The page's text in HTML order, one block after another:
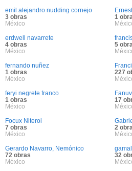
emil alejandro nudding cornejo
3 obras
México
1
erdwell navarrete
4 obras
México
5
fernando nuñez
1 obras
México
227
feryi negrete franco
1 obras
México
17
Focux Niteroi
7 obras
México
2
Gerardo Navarro, Nemónico
72 obras
México
32